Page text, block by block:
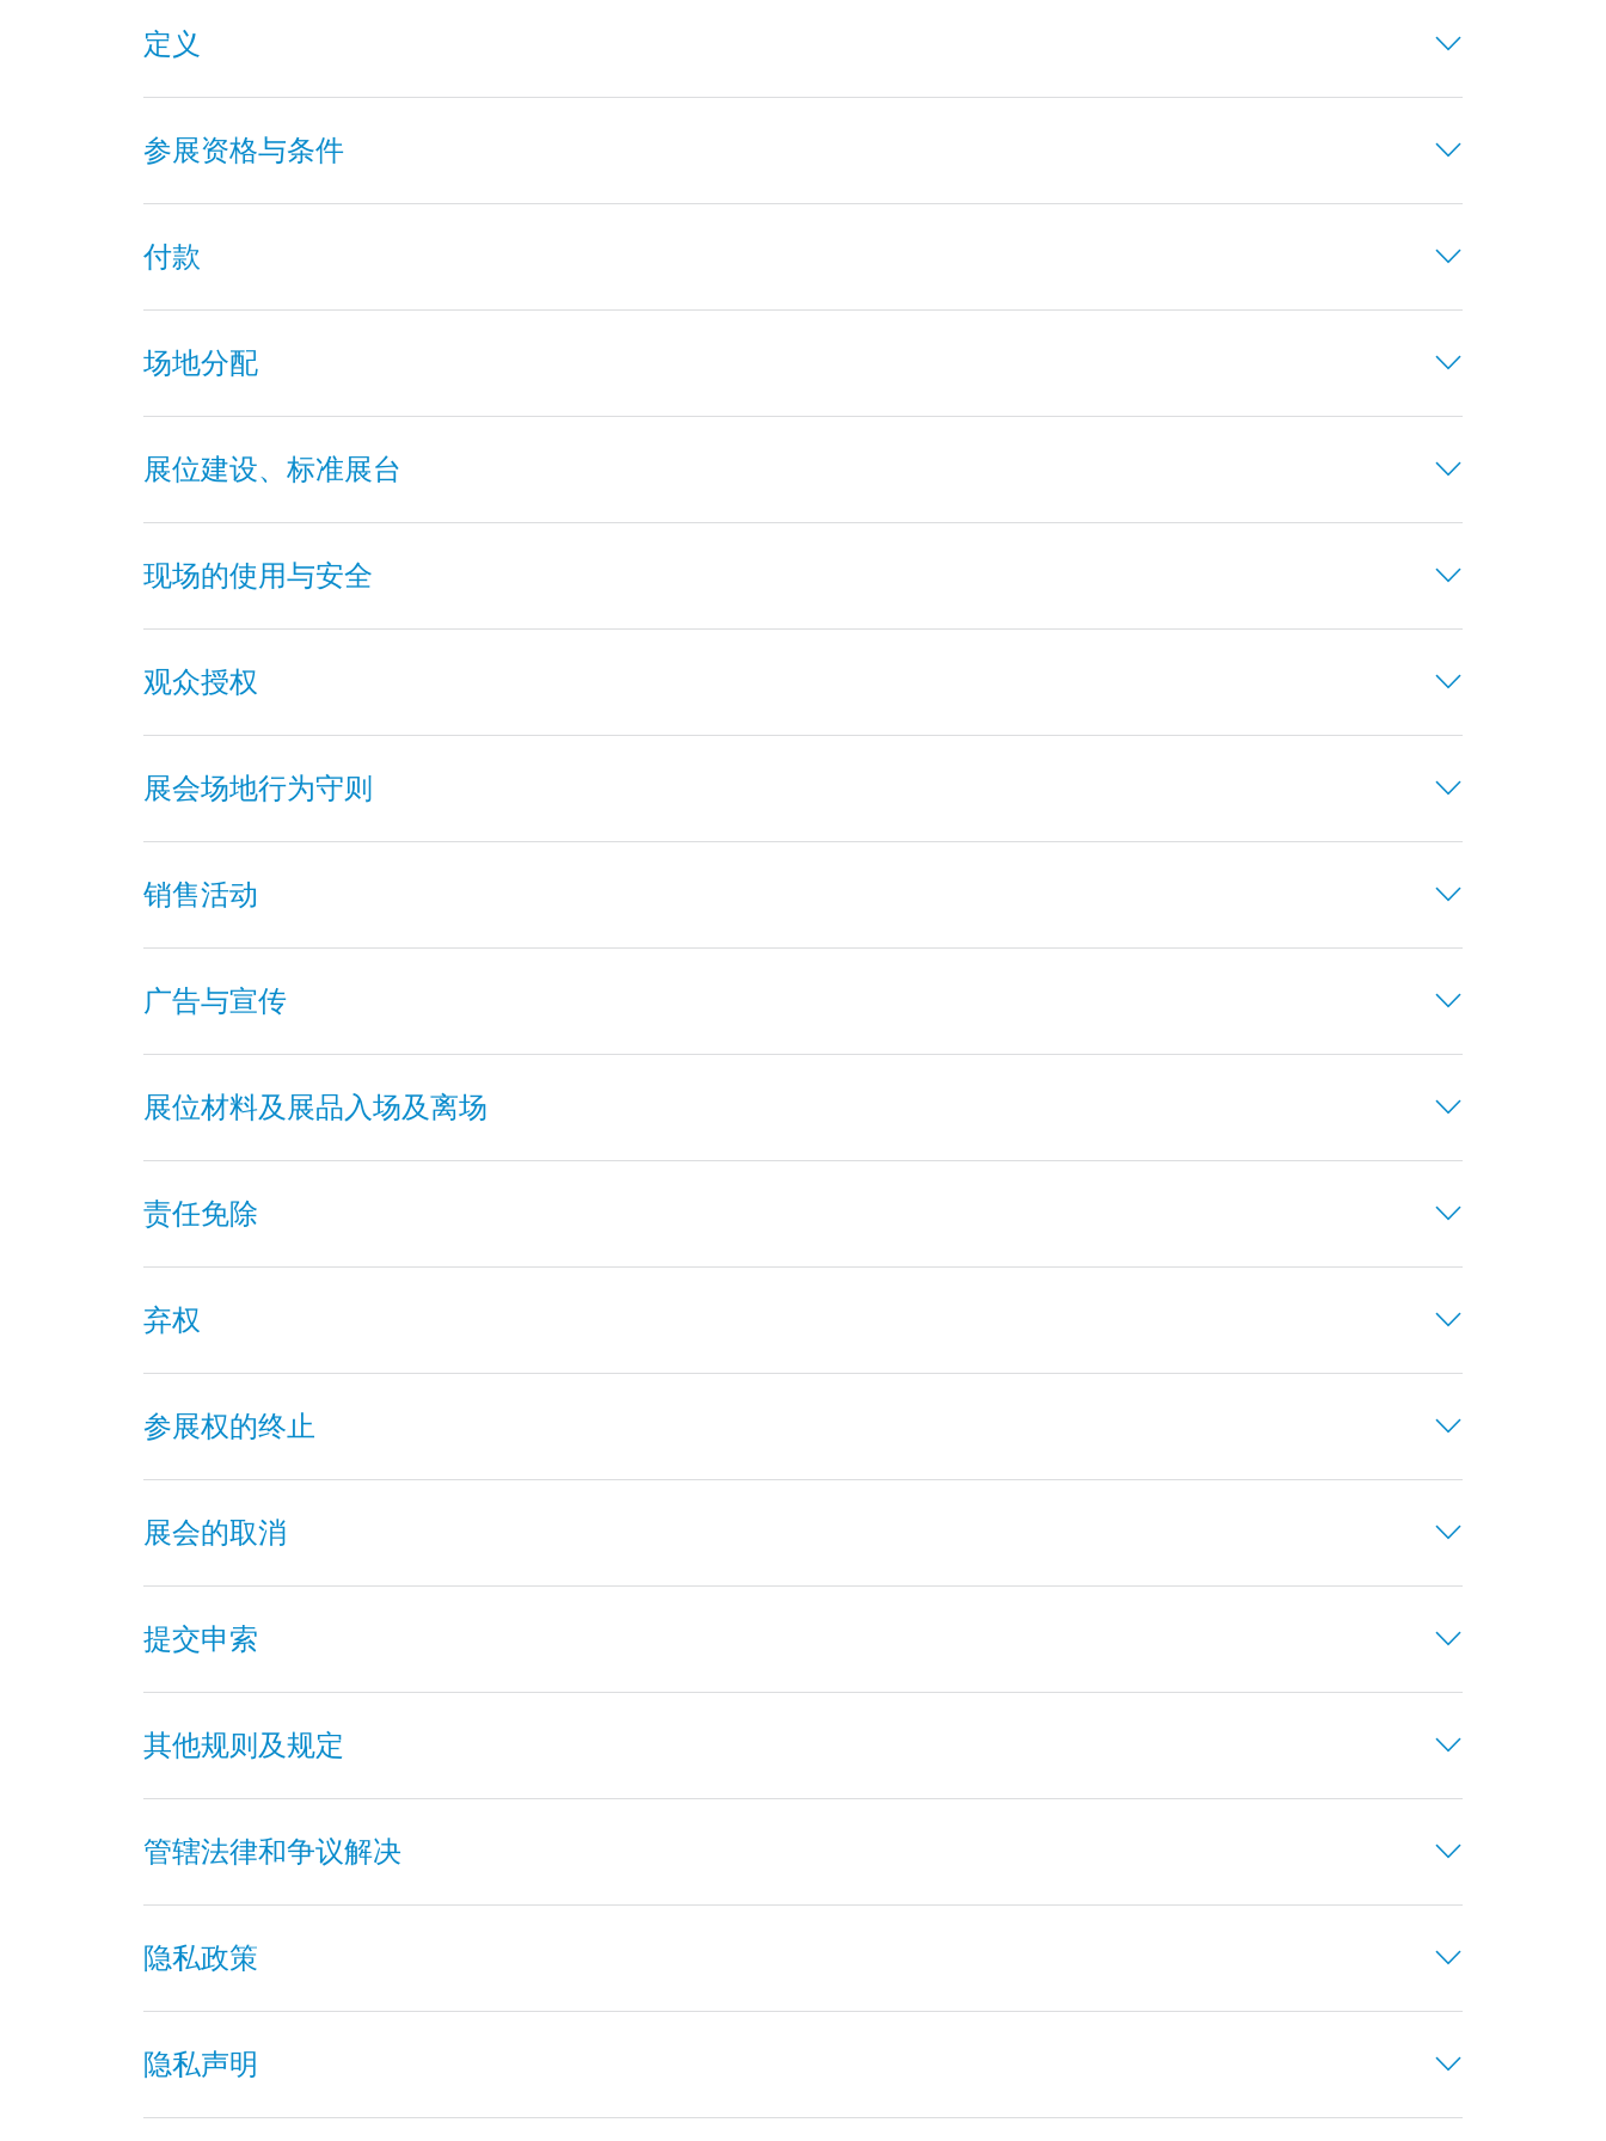
定义
参展资格与条件
付款
场地分配
展位建设、标准展台
现场的使用与安全
观众授权
展会场地行为守则
销售活动
广告与宣传
展位材料及展品入场及离场
责任免除
弃权
参展权的终止
展会的取消
提交申索
其他规则及规定
管辖法律和争议解决
隐私政策
隐私声明